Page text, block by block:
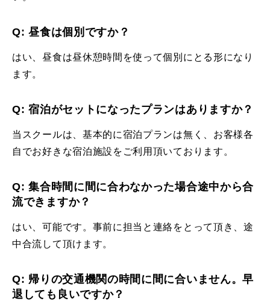
Q: 昼食は個別ですか？
はい、昼食は昼休憩時間を使って個別にとる形になり
ます。
Q: 宿泊がセットになったプランはありますか？
当スクールは、基本的に宿泊プランは無く、お客様各
自でお好きな宿泊施設をご利用頂いております。
Q: 集合時間に間に合わなかった場合途中から合
流できますか？
はい、可能です。事前に担当と連絡をとって頂き、途
中合流して頂けます。
Q: 帰りの交通機関の時間に間に合いません。早
退しても良いですか？